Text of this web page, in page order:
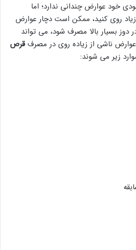
خود عوارض چندانی ندارد؛ اما
روی کنید، ممکن است دچار عوارض
دوز بسیار بالا مصرف شود، می تواند
ناشی از زیاده روی در مصرفقرص
زیر می شوند: